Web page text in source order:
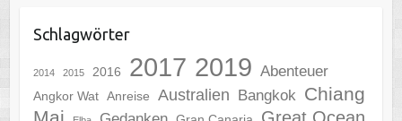
Schlagwörter
2014 2015 2016 2017 2019 Abenteuer
Angkor Wat Anreise Australien Bangkok
Chiang